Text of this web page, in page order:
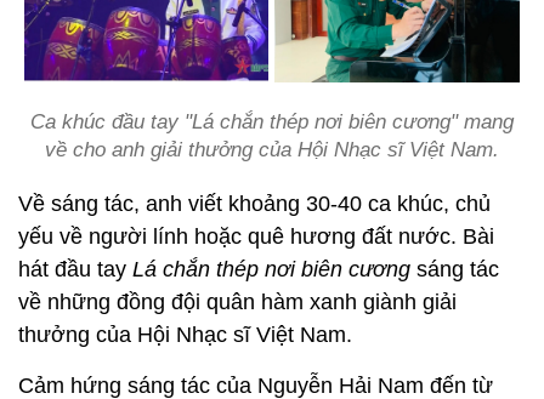
Ca khúc đầu tay "Lá chắn thép nơi biên cương" mang
về cho anh giải thưởng của Hội Nhạc sĩ Việt Nam.
Về sáng tác, anh viết khoảng 30-40 ca khúc, chủ
yếu về người lính hoặc quê hương đất nước. Bài
hát đầu tay Lá chắn thép nơi biên cương sáng tác
về những đồng đội quân hàm xanh giành giải
thưởng của Hội Nhạc sĩ Việt Nam.
Cảm hứng sáng tác của Nguyễn Hải Nam đến từ